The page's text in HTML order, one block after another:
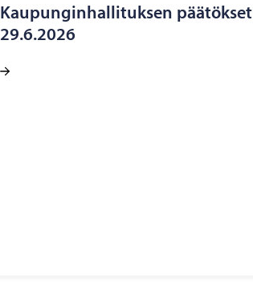
Kau­pun­gin­hal­li­tuk­sen pää­tök­set
29.6.2026